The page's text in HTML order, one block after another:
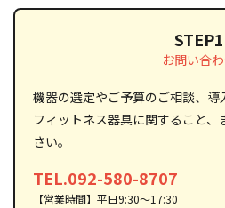
STEP1
お問い合
機器の選定やご予算のご相談、
フィットネス器具に関すること
さい。
TEL.092-580-8707
【営業時間】平日9:30～17:30